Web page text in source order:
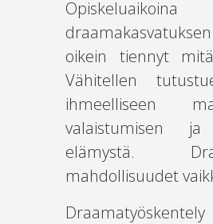
oikein tiennyt
Vähitellen
ihmeelliseen
valaistumisen
elämystä.
mahdollisuudet